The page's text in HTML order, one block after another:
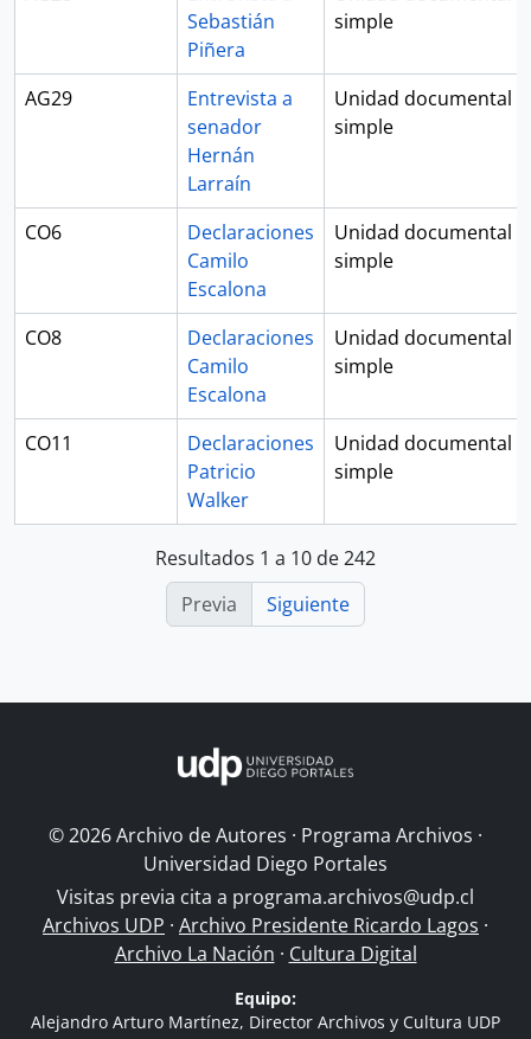
Sebastián
Piñera
simple
AG29
Entrevista a
senador
Hernán
Larraín
Unidad documental
simple
CO6
Declaraciones
Camilo
Escalona
Unidad documental
simple
CO8
Declaraciones
Camilo
Escalona
Unidad documental
simple
CO11
Declaraciones
Patricio
Walker
Unidad documental
simple
Resultados 1 a 10 de 242
Previa
Siguiente
© 2026 Archivo de Autores · Programa Archivos ·
Universidad Diego Portales
Visitas previa cita a programa.archivos@udp.cl
Archivos UDP · Archivo Presidente Ricardo Lagos ·
Archivo La Nación · Cultura Digital
Equipo:
Alejandro Arturo Martínez, Director Archivos y Cultura UDP